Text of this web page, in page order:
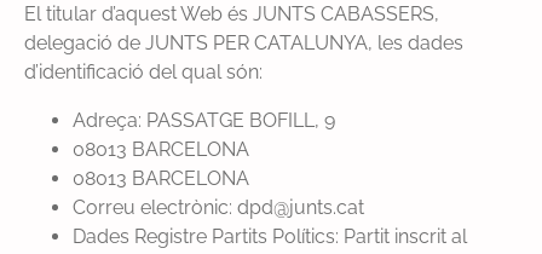
El titular d’aquest Web és JUNTS CABASSERS,
delegació de JUNTS PER CATALUNYA, les dades
d’identificació del qual són:
Adreça: PASSATGE BOFILL, 9
08013 BARCELONA
08013 BARCELONA
Correu electrònic: dpd@junts.cat
Dades Registre Partits Polítics: Partit inscrit al